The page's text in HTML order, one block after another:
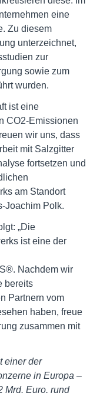
eine
Zu diesem
unterzeichnet,
zur
sowie zum
wurden.
ist eine
CO2-Emissionen
wir uns, dass
mit Salzgitter
fortsetzen und
am Standort
Joachim Polk.
„Die
ist eine der
Nachdem wir
bereits
Partnern vom
haben, freue
zusammen mit
einer der
in Europa –
Mrd. Euro, rund